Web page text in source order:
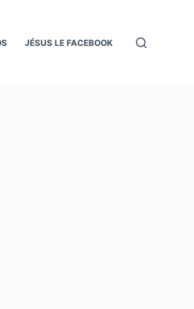
JÉSUS LE FACEBOOK